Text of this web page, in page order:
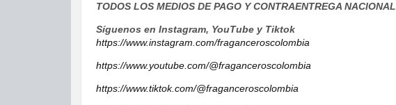
TODOS LOS MEDIOS DE PAGO Y CONTRAENTREGA NACIONAL
Síguenos en Instagram, YouTube y Tiktok
https://www.instagram.com/fraganceroscolombia
https://www.youtube.com/@fraganceroscolombia
https://www.tiktok.com/@fraganceroscolombia